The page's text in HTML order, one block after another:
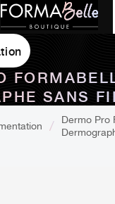
SANS
Dermo Pro